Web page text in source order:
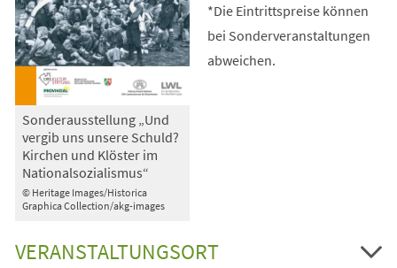
© Heritage Images/Historica
Graphica Collection/akg-images
Sonderausstellung „Und
vergib uns unsere Schuld?
Kirchen und Klöster im
Nationalsozialismus“
*Die Eintrittspreise können
bei Sonderveranstaltungen
abweichen.
VERANSTALTUNGSORT